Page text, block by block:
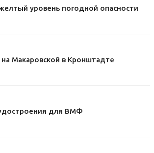
уровень погодной опасности
Макаровской в Кронштадте
для ВМФ